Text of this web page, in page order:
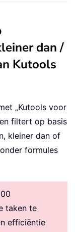
dan /
Kutools
„Kutools voor
filtert op basis
kleiner dan of
formules
taken te
efficiëntie